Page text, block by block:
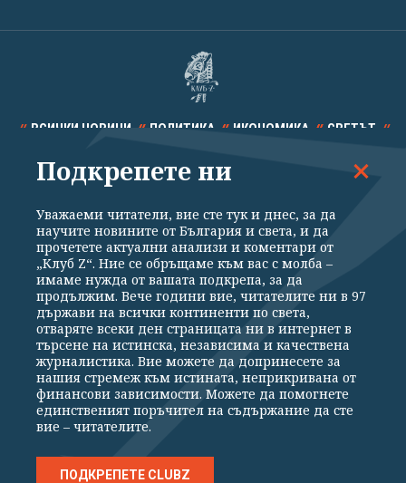
ВСИЧКИ НОВИНИ ПОЛИТИКА ИКОНОМИКА СВЕТЪТ
СПОРТ КУЛТУРА ТЕХНОЛОГИИ КАЛЕЙДОСКОП
Общи условия
Политика за поверителност
Реклама
Партньори Контакти
За Клуб Z
Екип
Подкрепете ни
Издател на www.clubz.bg е „Клуб Зебра Медия“ ЕООД, София, ул. "Алеко
Константинов" 3. Всички права запазени 2026 „Клуб Зебра Медия“
Препечатването на материали, снимки и видео от www.clubz.bg без
разрешение ще бъде преследвано по съдебен път, съгласно
Подкрепете ни
Уважаеми читатели, вие сте тук и днес, за да
научите новините от България и света, и да
прочетете актуални анализи и коментари от
„Клуб Z“. Ние се обръщаме към вас с молба –
имаме нужда от вашата подкрепа, за да
продължим. Вече години вие, читателите ни в 97
държави на всички континенти по света,
отваряте всеки ден страницата ни в интернет в
търсене на истинска, независима и качествена
журналистика. Вие можете да допринесете за
нашия стремеж към истината, неприкривана от
финансови зависимости. Можете да помогнете
единственият поръчител на съдържание да сте
вие – читателите.
ПОДКРЕПЕТЕ CLUBZ